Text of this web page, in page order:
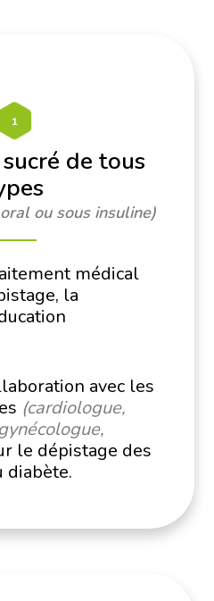
1
de tous
ou sous insuline)
médical
la
avec les
(cardiologue,
le dépistage des
diabète.